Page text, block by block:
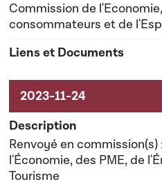
Commission de
consommateurs et de
Renvoyé en
l'Économie, des PME, de
Tourisme